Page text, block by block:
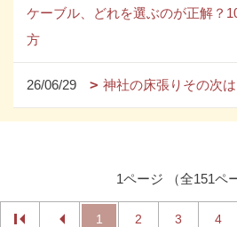
ケーブル、どれを選ぶのが正解？
方
26/06/29 神社の床張りその次
1ページ （全151ペ
1 2 3 4